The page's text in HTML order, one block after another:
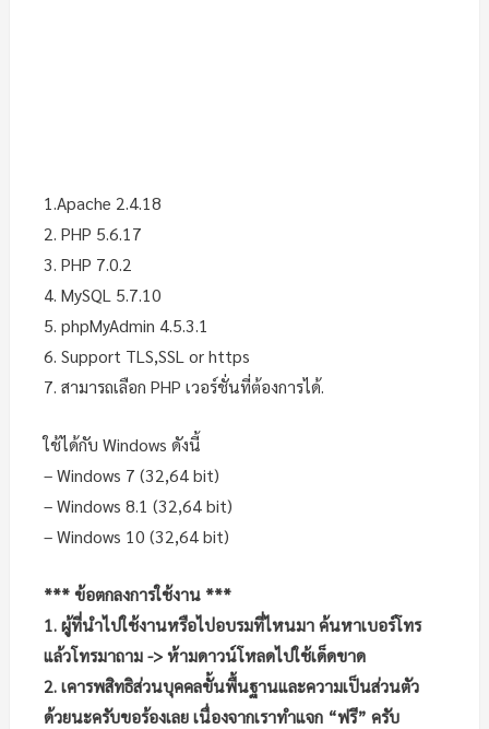
1.Apache 2.4.18
2. PHP 5.6.17
3. PHP 7.0.2
4. MySQL 5.7.10
5. phpMyAdmin 4.5.3.1
6. Support TLS,SSL or https
7. สามารถเลือก PHP เวอร์ชั่นที่ต้องการได้.
ใช้ได้กับ Windows ดังนี้
– Windows 7 (32,64 bit)
– Windows 8.1 (32,64 bit)
– Windows 10 (32,64 bit)
*** ข้อตกลงการใช้งาน ***
1. ผู้ที่นำไปใช้งานหรือไปอบรมที่ไหนมา ค้นหาเบอร์โทร
แล้วโทรมาถาม -> ห้ามดาวน์โหลดไปใช้เด็ดขาด
2. เคารพสิทธิส่วนบุคคลขั้นพื้นฐานและความเป็นส่วนตัว
ด้วยนะครับขอร้องเลย เนื่องจากเราทำแจก “ฟรี” ครับ